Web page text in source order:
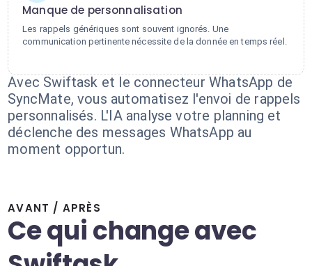
Manque de personnalisation
Les rappels génériques sont souvent ignorés. Une
communication pertinente nécessite de la donnée en temps réel.
Avec Swiftask et le connecteur WhatsApp de
SyncMate, vous automatisez l'envoi de rappels
personnalisés. L'IA analyse votre planning et
déclenche des messages WhatsApp au
moment opportun.
AVANT / APRÈS
Ce qui change avec